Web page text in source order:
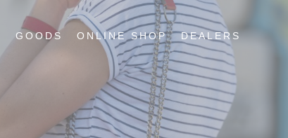
GOODS ONLINE SHOP DEALERS